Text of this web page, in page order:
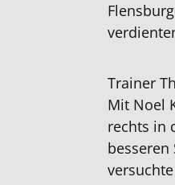
Trainer
Mit Noel
rechts in
besseren